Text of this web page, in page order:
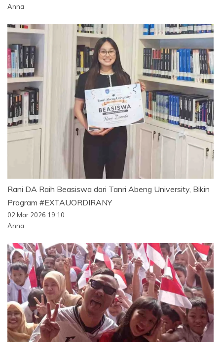
Anna
Rani DA Raih Beasiswa dari Tanri Abeng University, Bikin
Program #EXTAUORDIRANY
02 Mar 2026 19:10
Anna